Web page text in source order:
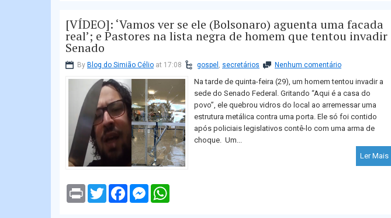
e
r
o
o
k
n
g
e
A
p
p
[VÍDEO]: ‘Vamos ver se ele (Bolsonaro) aguenta uma facada
real’; e Pastores na lista negra de homem que tentou invadir
Senado
By Blog do Simião Célio at 17:08 gospel , secretários Nenhum comentário
Na tarde de quinta-feira (29), um homem tentou invadir a
sede do Senado Federal. Gritando “Aqui é a casa do
povo”, ele quebrou vidros do local ao arremessar uma
estrutura metálica contra uma porta. Ele só foi contido
após policiais legislativos contê-lo com uma arma de
choque. Um...
Ler Mais
P
T
w
F
M